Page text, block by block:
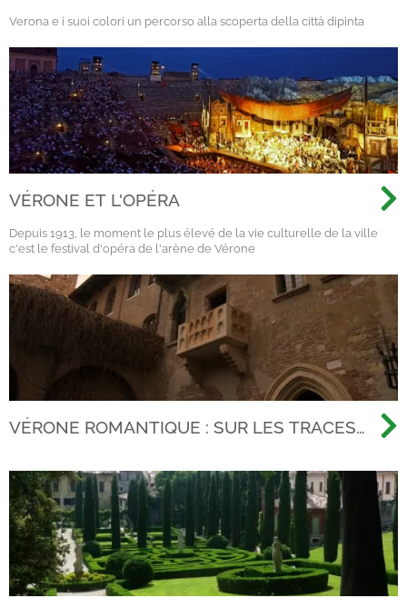
Verona e i suoi colori un percorso alla scoperta della città dipinta
VÉRONE ET L'OPÉRA
Depuis 1913, le moment le plus élevé de la vie culturelle de la ville
c'est le festival d'opéra de l'arène de Vérone
VÉRONE ROMANTIQUE : SUR LES TRACES
DE TOUS LES TEMPS